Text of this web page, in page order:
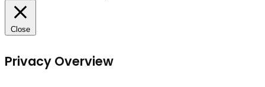
Close
Privacy Overview